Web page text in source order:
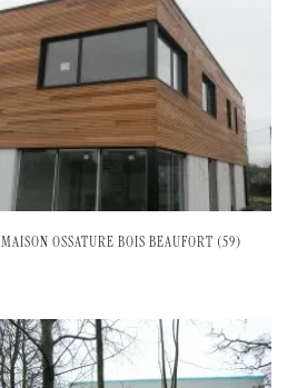
MAISON OSSATURE BOIS BEAUFORT (59)